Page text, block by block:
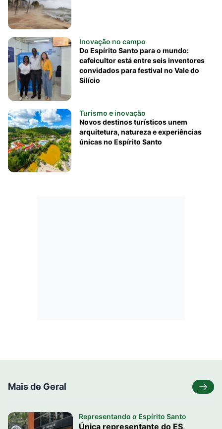
Inovação no campo
Do Espírito Santo para o mundo:
cafeicultor está entre seis inventores
convidados para festival no Vale do
Silício
Turismo e inovação
Novos destinos turísticos unem
arquitetura, natureza e experiências
únicas no Espírito Santo
Mais de Geral
Representando o Espírito Santo
Única representante do ES,